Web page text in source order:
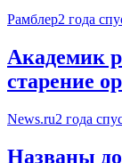
Рамблер2 года
Академик
старение
News.ru2 года
Названы